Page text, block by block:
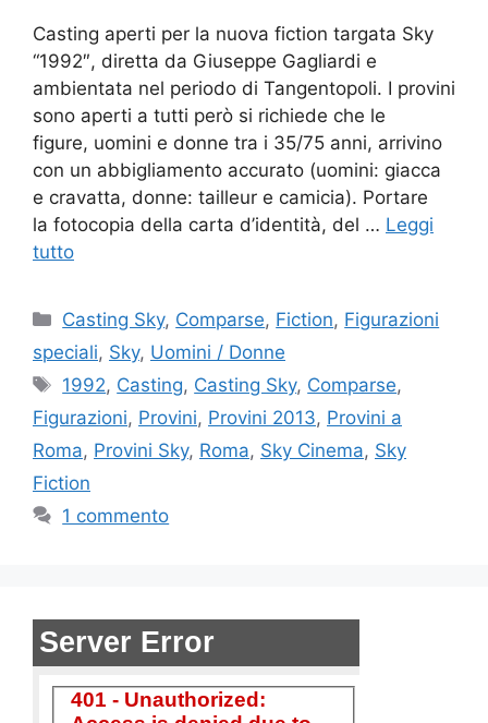
Casting aperti per la nuova fiction targata Sky
“1992″, diretta da Giuseppe Gagliardi e
ambientata nel periodo di Tangentopoli. I provini
sono aperti a tutti però si richiede che le
figure, uomini e donne tra i 35/75 anni, arrivino
con un abbigliamento accurato (uomini: giacca
e cravatta, donne: tailleur e camicia). Portare
la fotocopia della carta d’identità, del … Leggi
tutto
Categorie
Casting Sky, Comparse, Fiction, Figurazioni
speciali, Sky, Uomini / Donne
Tag
1992, Casting, Casting Sky, Comparse,
Figurazioni, Provini, Provini 2013, Provini a
Roma, Provini Sky, Roma, Sky Cinema, Sky
Fiction
1 commento